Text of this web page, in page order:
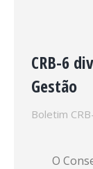
CRB-6
Gestão
Boletim
O